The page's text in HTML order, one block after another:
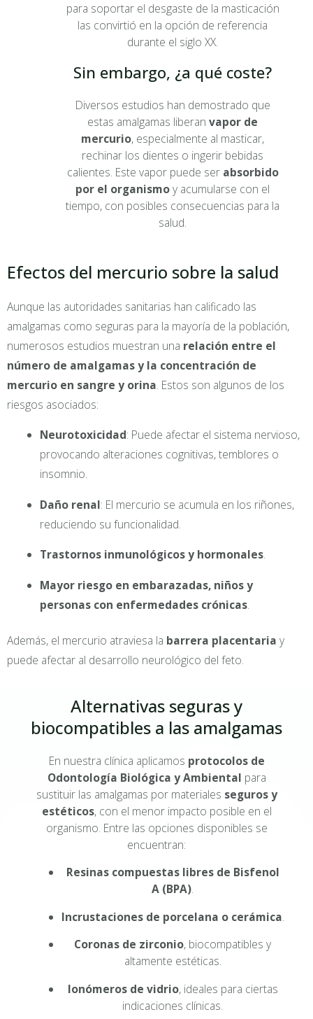
para soportar el desgaste de la masticación
las convirtió en la opción de referencia
durante el siglo XX.
Sin embargo, ¿a qué coste?
Diversos estudios han demostrado que
estas amalgamas liberanvapor de
mercurio, especialmente al masticar,
rechinar los dientes o ingerir bebidas
calientes. Este vapor puede ser absorbido
por el organismoy acumularse con el
tiempo, con posibles consecuencias para la
salud.
Efectos del mercurio sobre la salud
Aunque las autoridades sanitarias han calificado las
amalgamas como seguras para la mayoría de la población,
numerosos estudios muestran una relación entre el
número de amalgamas y la concentración de
mercurio en sangre y orina. Estos son algunos de los
riesgos asociados:
Neurotoxicidad: Puede afectar el sistema nervioso,
provocando alteraciones cognitivas, temblores o
insomnio.
Daño renal: El mercurio se acumula en los riñones,
reduciendo su funcionalidad.
Trastornos inmunológicos y hormonales.
Mayor riesgo en embarazadas, niños y
personas con enfermedades crónicas.
Además, el mercurio atraviesa la barrera placentaria y
puede afectar al desarrollo neurológico del feto.
Alternativas seguras y
biocompatibles a las amalgamas
En nuestra clínica aplicamos protocolos de
Odontología Biológica y Ambiental para
sustituir las amalgamas por materiales seguros y
estéticos, con el menor impacto posible en el
organismo. Entre las opciones disponibles se
encuentran:
Resinas compuestas libres de Bisfenol
A (BPA).
Incrustaciones de porcelana o cerámica.
Coronas de zirconio, biocompatibles y
altamente estéticas.
Ionómeros de vidrio, ideales para ciertas
indicaciones clínicas.